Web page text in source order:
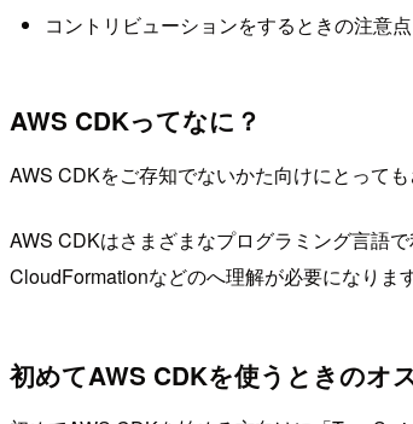
コントリビューションをするときの注意点
AWS CDKってなに？
AWS CDKをご存知でないかた向けにとって
AWS CDKはさまざまなプログラミング言語
CloudFormationなどのへ理解が必要になります
初めてAWS CDKを使うときのオ